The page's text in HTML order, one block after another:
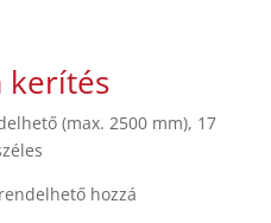
kerítés
(max. 2500 mm), 17
hozzá